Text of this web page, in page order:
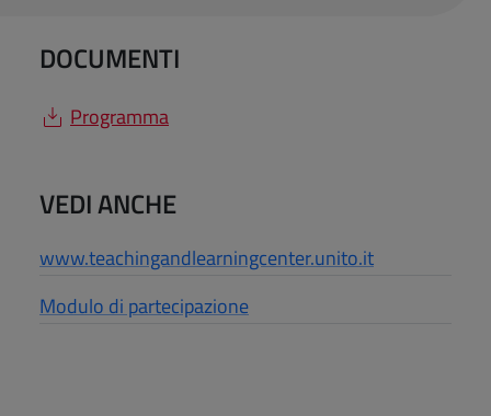
DOCUMENTI
Programma
VEDI ANCHE
www.teachingandlearningcenter.unito.it
Modulo di partecipazione